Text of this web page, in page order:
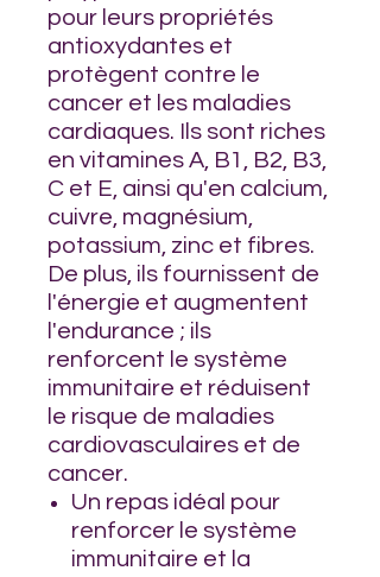
pour leurs propriétés
antioxydantes et
protègent contre le
cancer et les maladies
cardiaques. Ils sont riches
en vitamines A, B1, B2, B3,
C et E, ainsi qu'en calcium,
cuivre, magnésium,
potassium, zinc et fibres.
De plus, ils fournissent de
l'énergie et augmentent
l'endurance ; ils
renforcent le système
immunitaire et réduisent
le risque de maladies
cardiovasculaires et de
cancer.
Un repas idéal pour
renforcer le système
immunitaire et la